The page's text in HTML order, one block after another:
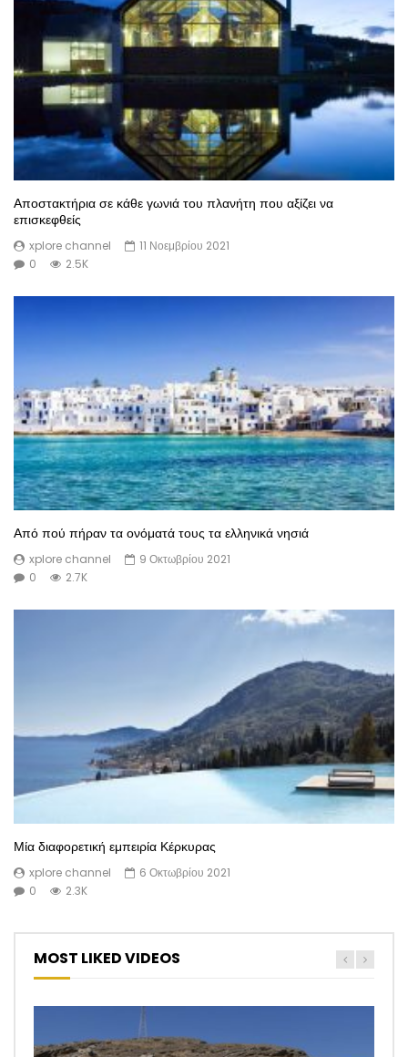
Αποστακτήρια σε κάθε γωνιά του πλανήτη που αξίζει να
επισκεφθείς
xplore channel
11 Νοεμβρίου 2021
0
2.5K
Από πού πήραν τα ονόματά τους τα ελληνικά νησιά
xplore channel
9 Οκτωβρίου 2021
0
2.7K
Μία διαφορετική εμπειρία Κέρκυρας
xplore channel
6 Οκτωβρίου 2021
0
2.3K
MOST LIKED VIDEOS